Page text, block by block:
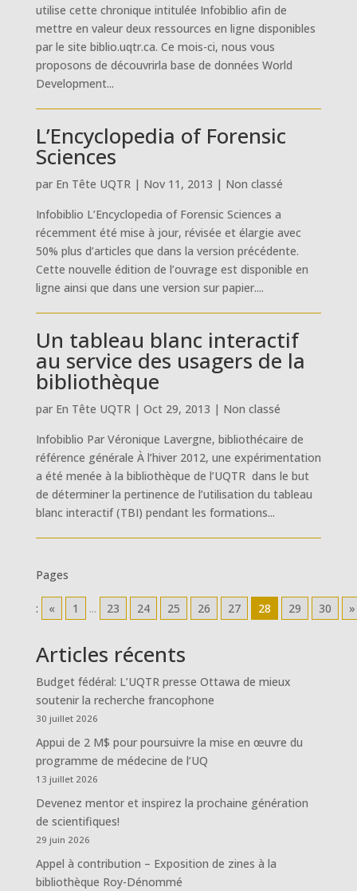
utilise cette chronique intitulée Infobiblio afin de
mettre en valeur deux ressources en ligne disponibles
par le site biblio.uqtr.ca. Ce mois-ci, nous vous
proposons de découvrirla base de données World
Development...
L’Encyclopedia of Forensic
Sciences
par En Tête UQTR| Nov 11, 2013 | Non classé
Infobiblio L’Encyclopedia of Forensic Sciences a
récemment été mise à jour, révisée et élargie avec
50% plus d’articles que dans la version précédente.
Cette nouvelle édition de l’ouvrage est disponible en
ligne ainsi que dans une version sur papier....
Un tableau blanc interactif
au service des usagers de la
bibliothèque
par En Tête UQTR| Oct 29, 2013 | Non classé
Infobiblio Par Véronique Lavergne, bibliothécaire de
référence générale À l’hiver 2012, une expérimentation
a été menée à la bibliothèque de l’UQTR dans le but
de déterminer la pertinence de l’utilisation du tableau
blanc interactif (TBI) pendant les formations...
Pages
: « 1 ... 23 24 25 26 27 28 29 30 »
Articles récents
Budget fédéral: L’UQTR presse Ottawa de mieux
soutenir la recherche francophone
30 juillet 2026
Appui de 2 M$ pour poursuivre la mise en œuvre du
programme de médecine de l’UQ
13 juillet 2026
Devenez mentor et inspirez la prochaine génération
de scientifiques!
29 juin 2026
Appel à contribution – Exposition de zines à la
bibliothèque Roy-Dénommé